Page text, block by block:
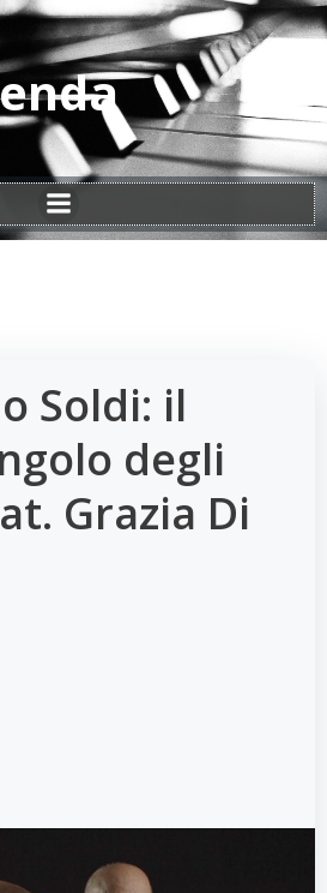
Vai
al
contenuto
Soldi: il
degli
Grazia Di